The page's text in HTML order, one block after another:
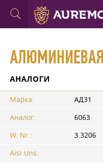
АНАЛОГИ
Марка:
АД31
Аналог:
6063
W. Nr.:
3.3206
Aisi Uns: